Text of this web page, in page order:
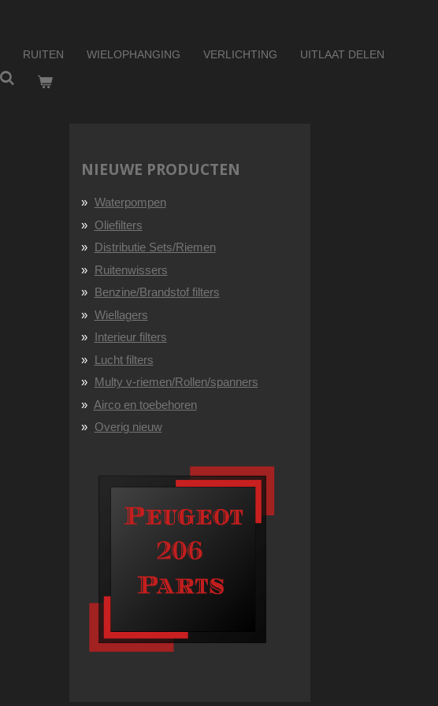
RUITEN WIELOPHANGING VERLICHTING UITLAAT DELEN
NIEUWE PRODUCTEN
Waterpompen
Oliefilters
Distributie Sets/Riemen
Ruitenwissers
Benzine/Brandstof filters
Wiellagers
Interieur filters
Lucht filters
Multy v-riemen/Rollen/spanners
Airco en toebehoren
Overig nieuw